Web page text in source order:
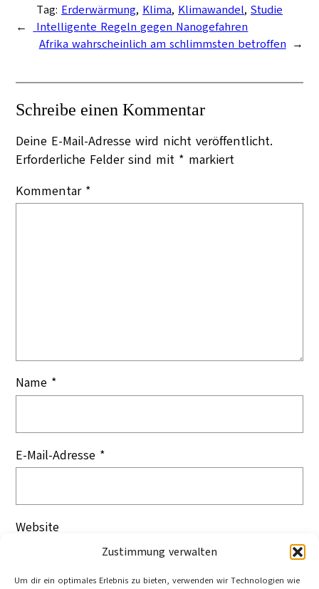
Zustimmung verwalten
Um dir ein optimales Erlebnis zu bieten, verwenden wir Technologien wie
Tag: Erderwärmung, Klima, Klimawandel, Studie
←
Intelligente Regeln gegen Nanogefahren
Afrika wahrscheinlich am schlimmsten betroffen →
Schreibe einen Kommentar
Deine E-Mail-Adresse wird nicht veröffentlicht.
Erforderliche Felder sind mit * markiert
Kommentar *
Name *
E-Mail-Adresse *
Website